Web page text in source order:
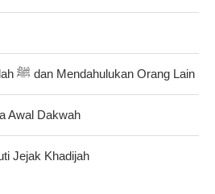
Kemurahan Hati Rasulullah ﷺ dan Mendahulukan Orang Lain
Awal Dakwah
Jejak Khadijah